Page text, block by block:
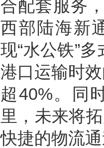
合配套服务
西部陆海新
现“水公铁”
港口运输时
超40%。同
里，未来将
快捷的物流